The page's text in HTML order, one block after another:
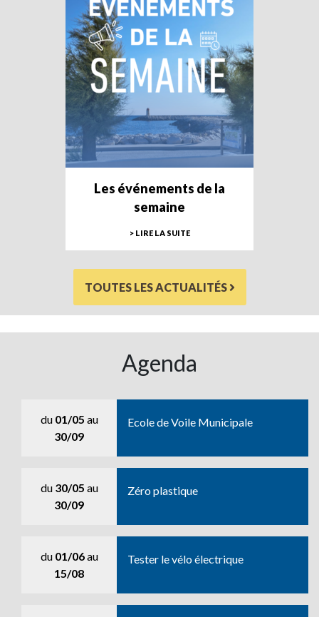
Les événements de la
semaine
> LIRE LA SUITE
TOUTES LES ACTUALITÉS
Agenda
du 01/05 au
30/09
Ecole de Voile Municipale
du 30/05 au
30/09
Zéro plastique
du 01/06au
15/08
Tester le vélo électrique